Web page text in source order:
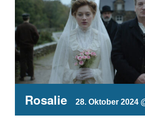
Rosalie 28. Oktober 2024